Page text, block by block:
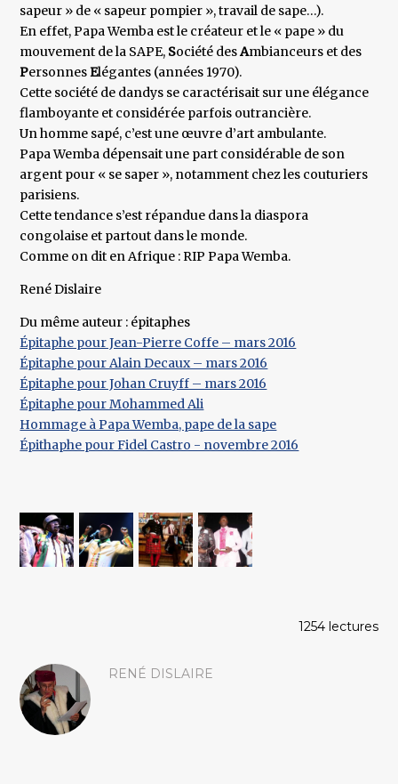
sapeur » de « sapeur pompier », travail de sape…).
En effet, Papa Wemba est le créateur et le « pape » du
mouvement de la SAPE, Société desAmbianceurs et des
PersonnesElégantes (années 1970).
Cette société de dandys se caractérisait sur une élégance
flamboyante et considérée parfois outrancière.
Un homme sapé, c’est une œuvre d’art ambulante.
Papa Wemba dépensait une part considérable de son
argent pour « se saper », notamment chez les couturiers
parisiens.
Cette tendance s’est répandue dans la diaspora
congolaise et partout dans le monde.
Comme on dit en Afrique : RIP Papa Wemba.
René Dislaire
Du même auteur : épitaphes
Épitaphe pour Jean-Pierre Coffe – mars 2016
Épitaphe pour Alain Decaux – mars 2016
Épitaphe pour Johan Cruyff – mars 2016
Épitaphe pour Mohammed Ali
Hommage à Papa Wemba, pape de la sape
Épithaphe pour Fidel Castro - novembre 2016
1254 lectures
RENÉ DISLAIRE